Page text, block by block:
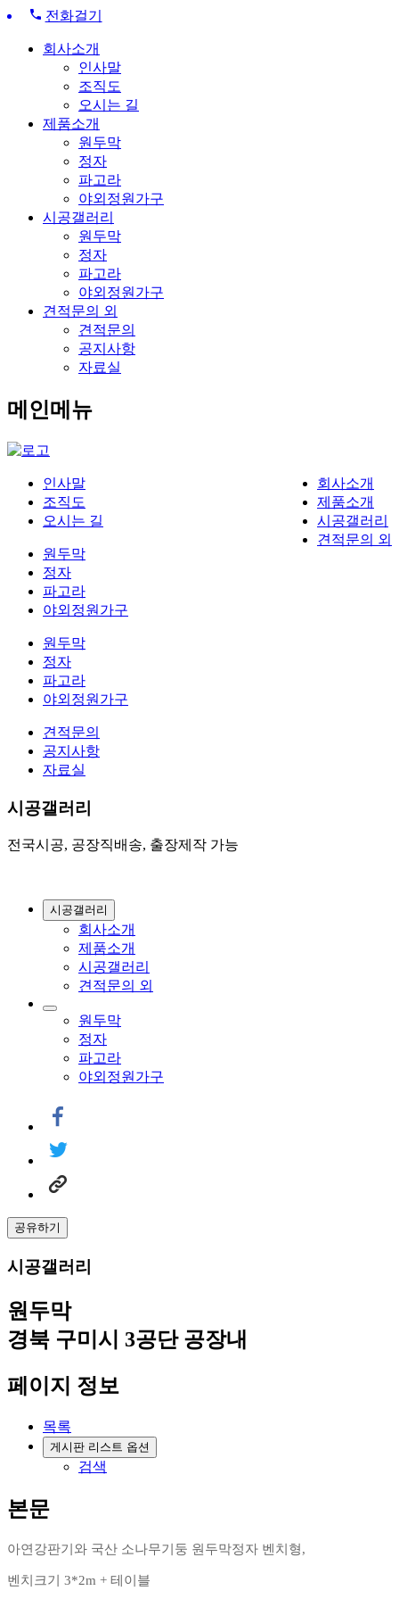
전화걸기
회사소개
인사말
조직도
오시는 길
제품소개
원두막
정자
파고라
야외정원가구
시공갤러리
원두막
정자
파고라
야외정원가구
견적문의 외
견적문의
공지사항
자료실
메인메뉴
회사소개
제품소개
시공갤러리
견적문의 외
인사말
조직도
오시는 길
원두막
정자
파고라
야외정원가구
원두막
정자
파고라
야외정원가구
견적문의
공지사항
자료실
시공갤러리
전국시공, 공장직배송, 출장제작 가능
시공갤러리
회사소개
제품소개
시공갤러리
견적문의 외
원두막
정자
파고라
야외정원가구
공유하기
시공갤러리
원두막
경북 구미시 3공단 공장내
페이지 정보
목록
게시판 리스트 옵션
검색
본문
아연강판기와 국산 소나무기둥 원두막정자 벤치형,
벤치크기 3*2m + 테이블